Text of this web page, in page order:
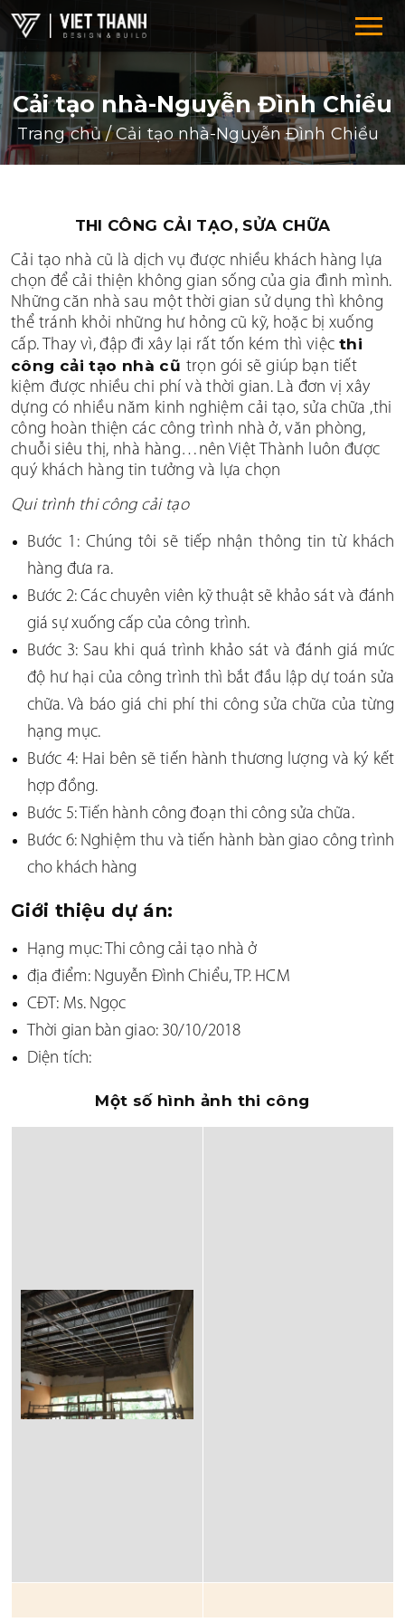
F&B-RESTAURANT-COFFEE
SUPERMARKET-SHOWROOM
DRUGSTORE-CLINIC-PHARMACTY
FASHION-SHOES-BAGS
SPA-BEAUTY-NAI-SALON
THEO CHUẨN LOẠI
THIẾT KẾ THI CÔNG SHOWROOM-MARKET
THIẾT KẾ THI CÔNG VĂN PHÒNG
THIẾT KẾ THI CÔNG BIỆT THỰ-CĂN HỘ
THEO DIỆN TÍCH
DƯỚI 100M2
100M2-500M2
500M2-1000M2
TRÊN 1000M2
SẮP KHỞI CÔNG
ĐANG THI CÔNG
Cải tạo nhà-Nguyễn Đình Chiểu
Trang chủ/Cải tạo nhà-Nguyễn Đình Chiểu
THI CÔNG CẢI TẠO, SỬA CHỮA
Cải tạo nhà cũ là dịch vụ được nhiều khách hàng lựa
chọn để cải thiện không gian sống của gia đình mình.
Những căn nhà sau một thời gian sử dụng thì không
thể tránh khỏi những hư hỏng cũ kỹ, hoặc bị xuống
cấp. Thay vì, đập đi xây lại rất tốn kém thì việcthi
công cải tạo nhà cũ trọn gói sẽ giúp bạn tiết
kiệm được nhiều chi phí và thời gian. Là đơn vị xây
dựng có nhiều năm kinh nghiệm cải tạo, sửa chữa ,thi
công hoàn thiện các công trình nhà ở, văn phòng,
chuỗi siêu thị, nhà hàng…nên Việt Thành luôn được
quý khách hàng tin tưởng và lựa chọn
Qui trình thi công cải tạo
Bước 1: Chúng tôi sẽ tiếp nhận thông tin từ khách
hàng đưa ra.
Bước 2: Các chuyên viên kỹ thuật sẽ khảo sát và đánh
giá sự xuống cấp của công trình.
Bước 3: Sau khi quá trình khảo sát và đánh giá mức
độ hư hại của công trình thì bắt đầu lập dự toán sửa
chữa. Và báo giá chi phí thi công sửa chữa của từng
hạng mục.
Bước 4: Hai bên sẽ tiến hành thương lượng và ký kết
hợp đồng.
Bước 5: Tiến hành công đoạn thi công sửa chữa.
Bước 6: Nghiệm thu và tiến hành bàn giao công trình
cho khách hàng
Giới thiệu dự án:
Hạng mục: Thi công cải tạo nhà ở
địa điểm: Nguyễn Đình Chiểu, TP. HCM
CĐT: Ms. Ngọc
Thời gian bàn giao: 30/10/2018
Diện tích:
Một số hình ảnh thi công